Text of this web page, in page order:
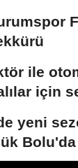
ile
için
yeni